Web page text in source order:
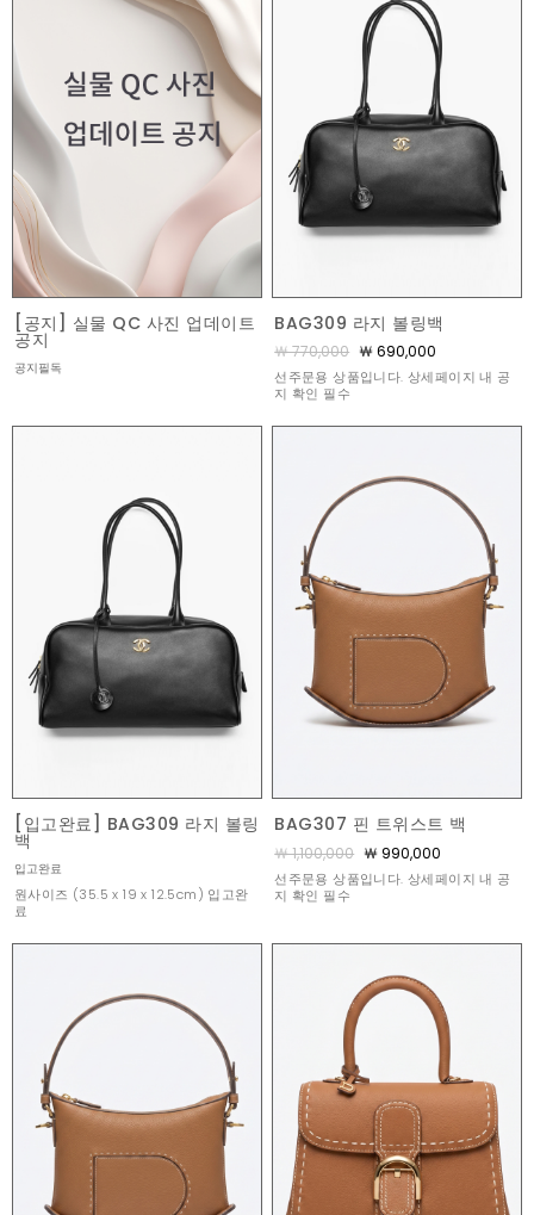
[공지] 실물 QC 사진 업데이트
공지
공지필독
BAG309 라지 볼링백
￦ 770,000 ￦ 690,000
선주문용 상품입니다. 상세페이지 내 공
지 확인 필수
[입고완료] BAG309 라지 볼링
백
입고완료
원사이즈 (35.5 x 19 x 12.5cm) 입고완
료
BAG307 핀 트위스트 백
￦ 1,100,000 ￦ 990,000
선주문용 상품입니다. 상세페이지 내 공
지 확인 필수